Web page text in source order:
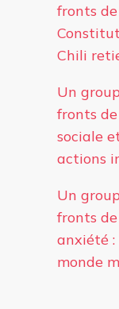
fronts
Chili
Un
fronts
sociale
actions
Un
fronts
anxiété :
monde